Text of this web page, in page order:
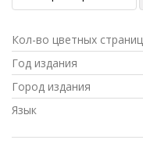
Кол-во цветных страниц
Год издания
Город издания
Язык